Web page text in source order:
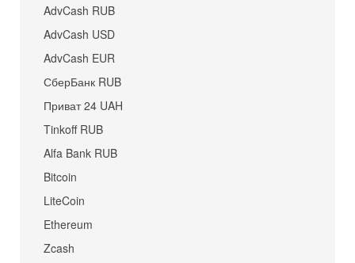
AdvCash RUB
AdvCash USD
AdvCash EUR
СберБанк RUB
Приват 24 UAH
Tinkoff RUB
Alfa Bank RUB
Bitcoin
LiteCoin
Ethereum
Zcash